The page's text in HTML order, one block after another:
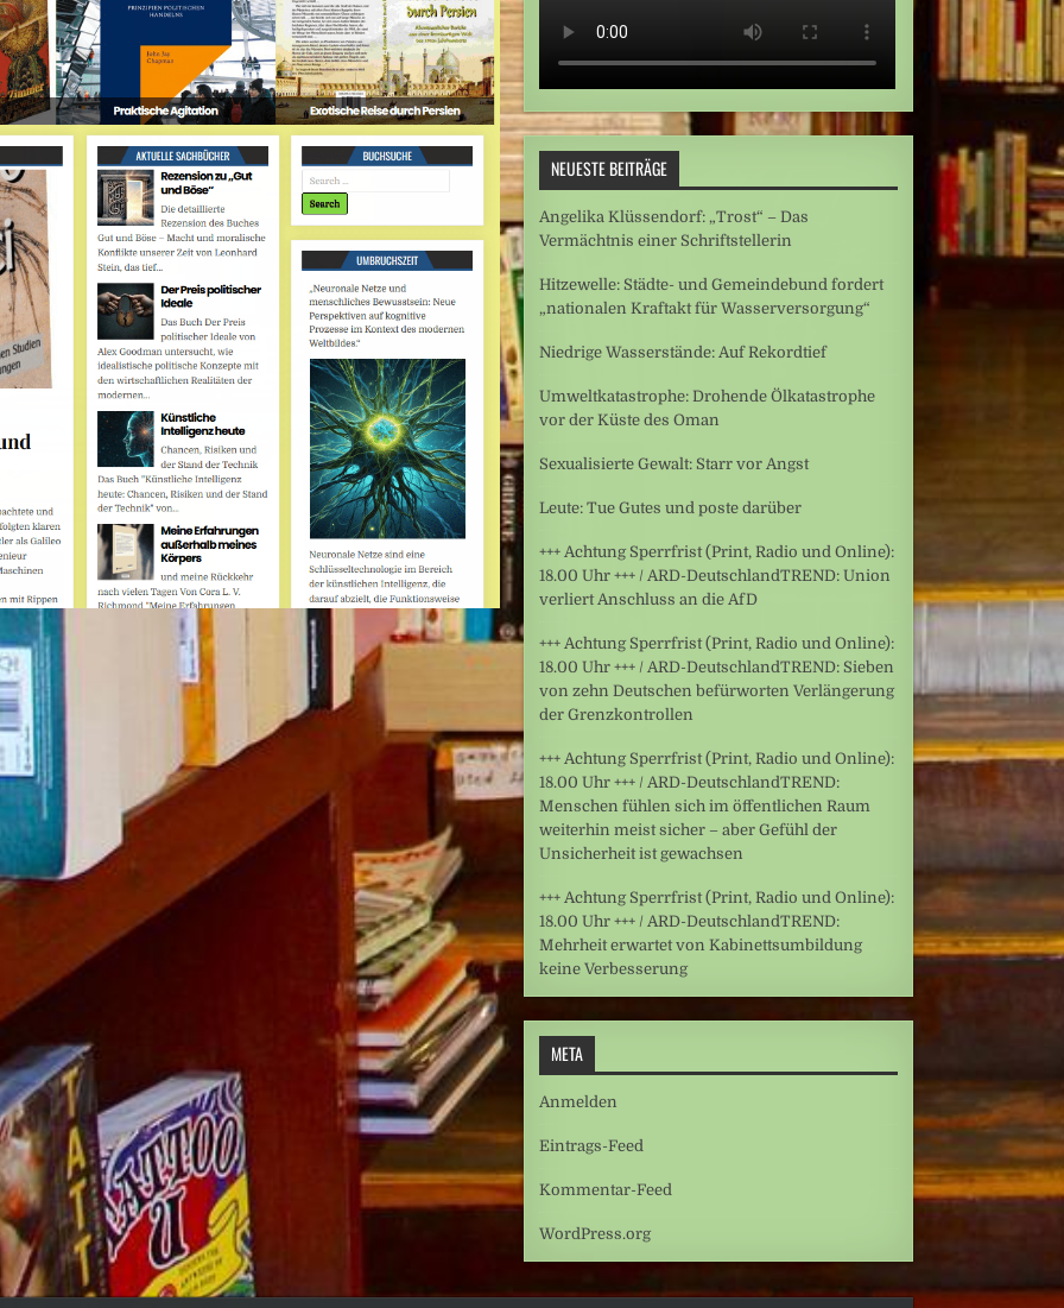
NEUESTE BEITRÄGE
Angelika Klüssendorf: „Trost“ – Das
Vermächtnis einer Schriftstellerin
Hitzewelle: Städte- und Gemeindebund fordert
„nationalen Kraftakt für Wasserversorgung“
Niedrige Wasserstände: Auf Rekordtief
Umweltkatastrophe: Drohende Ölkatastrophe
vor der Küste des Oman
Sexualisierte Gewalt: Starr vor Angst
Leute: Tue Gutes und poste darüber
+++ Achtung Sperrfrist (Print, Radio und Online):
18.00 Uhr +++ / ARD-DeutschlandTREND: Union
verliert Anschluss an die AfD
+++ Achtung Sperrfrist (Print, Radio und Online):
18.00 Uhr +++ / ARD-DeutschlandTREND: Sieben
von zehn Deutschen befürworten Verlängerung
der Grenzkontrollen
+++ Achtung Sperrfrist (Print, Radio und Online):
18.00 Uhr +++ / ARD-DeutschlandTREND:
Menschen fühlen sich im öffentlichen Raum
weiterhin meist sicher – aber Gefühl der
Unsicherheit ist gewachsen
+++ Achtung Sperrfrist (Print, Radio und Online):
18.00 Uhr +++ / ARD-DeutschlandTREND:
Mehrheit erwartet von Kabinettsumbildung
keine Verbesserung
META
Anmelden
Eintrags-Feed
Kommentar-Feed
WordPress.org